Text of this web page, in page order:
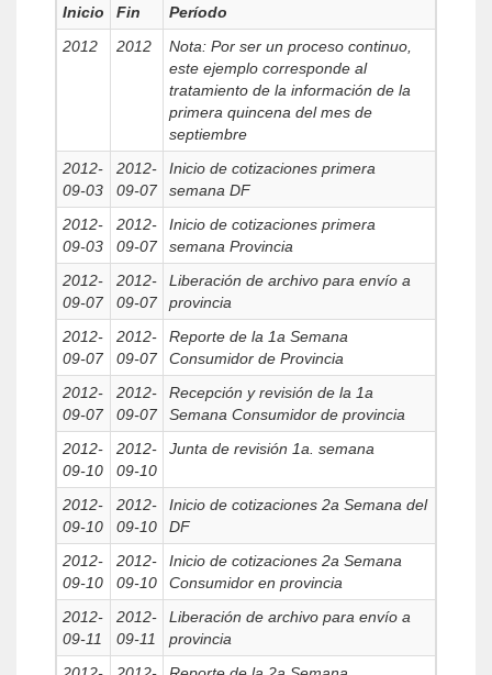
Inicio Fin
Período
2012
2012
Nota: Por ser un proceso continuo,
este ejemplo corresponde al
tratamiento de la información de la
primera quincena del mes de
septiembre
2012-
09-03
2012-
09-07
Inicio de cotizaciones primera
semana DF
2012-
09-03
2012-
09-07
Inicio de cotizaciones primera
semana Provincia
2012-
09-07
2012-
09-07
Liberación de archivo para envío a
provincia
2012-
09-07
2012-
09-07
Reporte de la 1a Semana
Consumidor de Provincia
2012-
09-07
2012-
09-07
Recepción y revisión de la 1a
Semana Consumidor de provincia
2012-
09-10
2012-
09-10
Junta de revisión 1a. semana
2012-
09-10
2012-
09-10
Inicio de cotizaciones 2a Semana del
DF
2012-
09-10
2012-
09-10
Inicio de cotizaciones 2a Semana
Consumidor en provincia
2012-
09-11
2012-
09-11
Liberación de archivo para envío a
provincia